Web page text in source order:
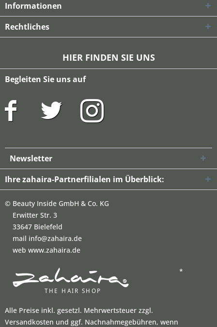
Informationen
Rechtliches
HIER FINDEN SIE UNS
Begleiten Sie uns auf
Newsletter
Ihre zahaira-Partnerfilialen im Überblick:
© Beauty Inside GmbH & Co. KG
Erwitter Str. 3
33647 Bielefeld
mail info@zahaira.de
web www.zahaira.de
*
Alle Preise inkl. gesetzl. Mehrwertsteuer zzgl.
Versandkosten und ggf. Nachnahmegebühren, wenn